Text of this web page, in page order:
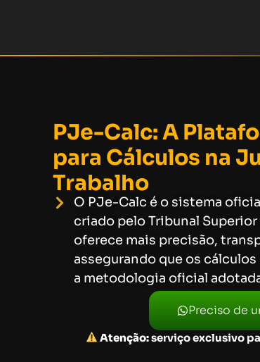
PJe-Calc: A
para Cálculos na
Trabalho
O PJe-Calc é o sistema
criado pelo Tribunal Superior
oferece mais precisão,
assegurando que os
a metodologia oficial
Preciso de
Atenção:serviço exclusivo